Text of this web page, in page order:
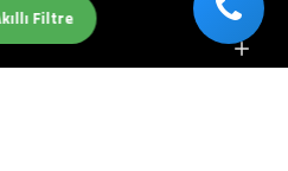
Filtre